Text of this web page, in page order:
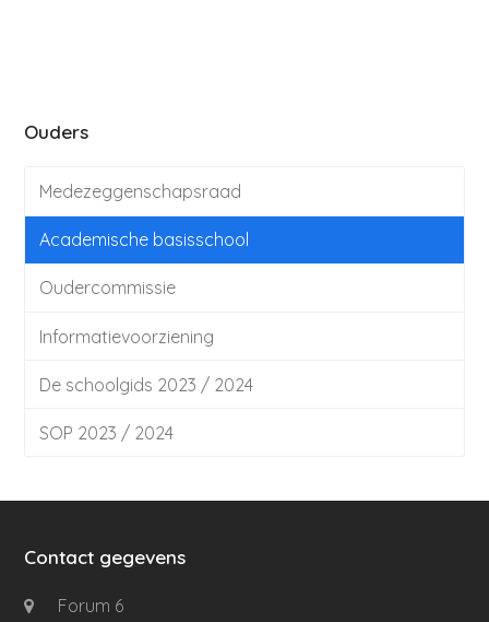
Ouders
Medezeggenschapsraad
Academische basisschool
Oudercommissie
Informatievoorziening
De schoolgids 2023 / 2024
SOP 2023 / 2024
Contact gegevens
Forum 6